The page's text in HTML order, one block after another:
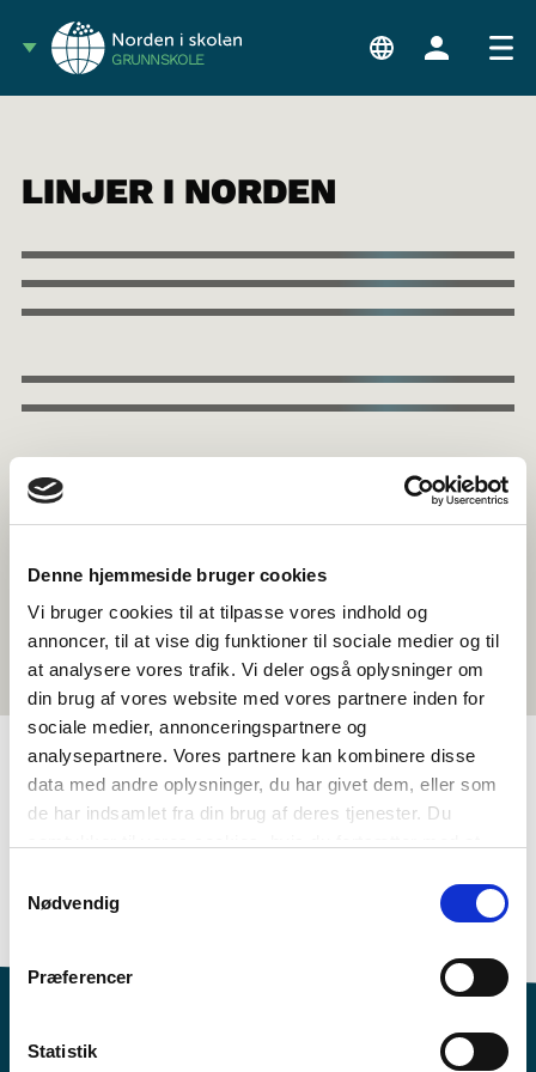
Denne hjemmeside bruger cookies
Vi bruger cookies til at tilpasse vores indhold og
annoncer, til at vise dig funktioner til sociale medier og til
at analysere vores trafik. Vi deler også oplysninger om
din brug af vores website med vores partnere inden for
sociale medier, annonceringspartnere og
analysepartnere. Vores partnere kan kombinere disse
data med andre oplysninger, du har givet dem, eller som
de har indsamlet fra din brug af deres tjenester. Du
Nødvendig
Præferencer
Statistik
GRUNNSKOLE
TAGS
>3 leksjoner
LINJER I NORDEN